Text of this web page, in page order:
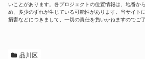
いことがあります。各プロジェクトの位置情報は、地番か
め、多少のずれが生じている可能性があります。当サイト
損害などにつきまして、一切の責任を負いかねますのでご
品川区